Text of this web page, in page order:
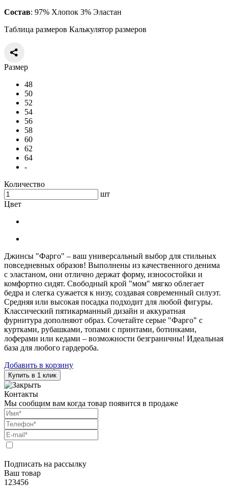
Состав: 97% Хлопок 3% Эластан
Таблица размеров Калькулятор размеров
Размер
48
50
52
54
56
58
60
62
64
-
Количество
шт
Цвет
Джинсы "Фарго" – ваш универсальный выбор для стильных
повседневных образов! Выполнены из качественного денима
с эластаном, они отлично держат форму, износостойки и
комфортно сидят. Свободный крой "мом" мягко облегает
бедра и слегка сужается к низу, создавая современный силуэт.
Средняя или высокая посадка подходит для любой фигуры.
Классический пятикарманный дизайн и аккуратная
фурнитура дополняют образ. Сочетайте серые "Фарго" с
куртками, рубашками, топами с принтами, ботинками,
лоферами или кедами – возможности безграничны! Идеальная
база для любого гардероба.
Добавить в корзину
Купить в 1 клик
Контакты
Мы сообщим вам когда товар появится в продаже
Подписать на рассылку
Ваш товар
123456